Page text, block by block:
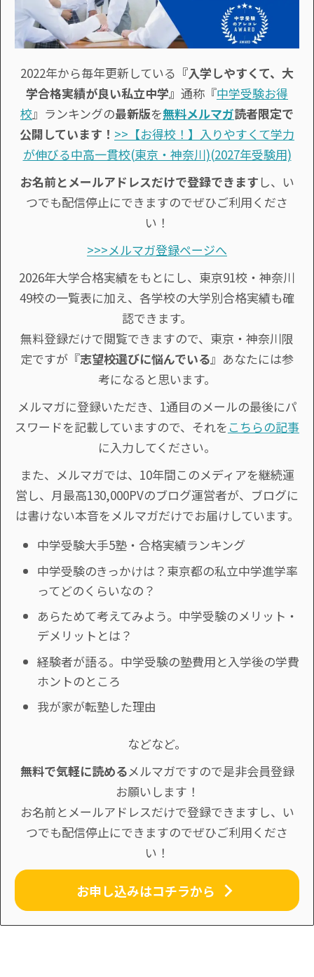
2022年から毎年更新している 『入学しやすくて、大
学合格実績が良い私立中学』 通称『中学受験お得
校』ランキングの最新版を無料メルマガ読者限定で
公開しています！ >>【お得校！】入りやすくて学力
が伸びる中高一貫校(東京・神奈川)(2027年受験用)
お名前とメールアドレスだけで登録できます し、い
つでも配信停止にできますのでぜひご利用くださ
い！
>>>メルマガ登録ページへ
2026年大学合格実績をもとにし、東京91校・神奈川
49校の一覧表に加え、各学校の大学別合格実績も確
認できます。
無料登録だけで閲覧できますので、東京・神奈川限
定ですが『志望校選びに悩んでいる』あなたには参
考になると思います。
メルマガに登録いただき、1通目のメールの最後にパ
スワードを記載していますので、それを こちらの記事
に入力してください。
また、メルマガでは、10年間このメディアを継続運
営し、月最高130,000PVのブログ運営者が、ブログに
は書けない本音をメルマガだけでお届けしています。
中学受験大手5塾・合格実績ランキング
中学受験のきっかけは？東京都の私立中学進学率
ってどのくらいなの？
あらためて考えてみよう。中学受験のメリット・
デメリットとは？
経験者が語る。中学受験の塾費用と入学後の学費
ホントのところ
我が家が転塾した理由
などなど。
無料で気軽に読めるメルマガですので是非会員登録
お願いします！
お名前とメールアドレスだけで登録できますし、い
つでも配信停止にできますのでぜひご利用くださ
い！
お申し込みはコチラから